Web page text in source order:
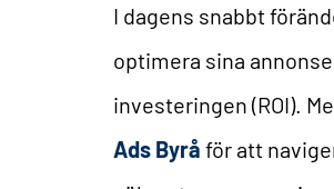
I dagens snabbt
optimera sina
investeringen (ROI).
Ads Byrå för att